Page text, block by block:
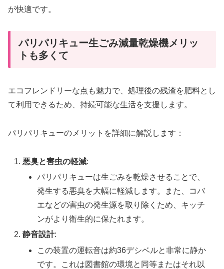
が快適です。
パリパリキュー生ごみ減量乾燥機メリッ
トも多くて
エコフレンドリーな点も魅力で、処理後の残渣を肥料とし
て利用できるため、持続可能な生活を支援します。
パリパリキューのメリットを詳細に解説します：
悪臭と害虫の軽減:
パリパリキューは生ごみを乾燥させることで、
発生する悪臭を大幅に軽減します。また、コバ
エなどの害虫の発生源を取り除くため、キッチ
ンがより衛生的に保たれます。
静音設計:
この装置の運転音は約36デシベルと非常に静か
です。これは図書館の環境と同等またはそれ以